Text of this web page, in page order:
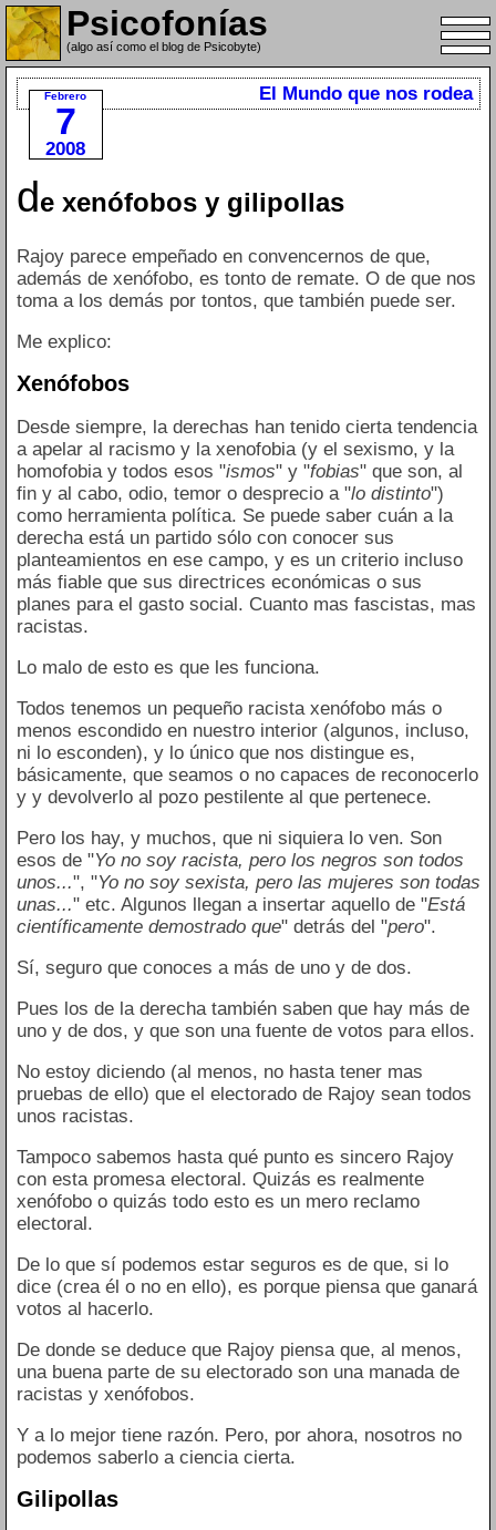
Psicofonías
(algo así como el blog de Psicobyte)
Febrero
7
2008
El Mundo que nos rodea
de xenófobos y gilipollas
Rajoy parece empeñado en convencernos de que,
además de xenófobo, es tonto de remate. O de que nos
toma a los demás por tontos, que también puede ser.
Me explico:
Xenófobos
Desde siempre, la derechas han tenido cierta tendencia
a apelar al racismo y la xenofobia (y el sexismo, y la
homofobia y todos esos "ismos" y "fobias" que son, al
fin y al cabo, odio, temor o desprecio a "lo distinto")
como herramienta política. Se puede saber cuán a la
derecha está un partido sólo con conocer sus
planteamientos en ese campo, y es un criterio incluso
más fiable que sus directrices económicas o sus
planes para el gasto social. Cuanto mas fascistas, mas
racistas.
Lo malo de esto es que les funciona.
Todos tenemos un pequeño racista xenófobo más o
menos escondido en nuestro interior (algunos, incluso,
ni lo esconden), y lo único que nos distingue es,
básicamente, que seamos o no capaces de reconocerlo
y y devolverlo al pozo pestilente al que pertenece.
Pero los hay, y muchos, que ni siquiera lo ven. Son
esos de "Yo no soy racista, pero los negros son todos
unos...", "Yo no soy sexista, pero las mujeres son todas
unas..." etc. Algunos llegan a insertar aquello de "Está
científicamente demostrado que" detrás del "pero".
Sí, seguro que conoces a más de uno y de dos.
Pues los de la derecha también saben que hay más de
uno y de dos, y que son una fuente de votos para ellos.
No estoy diciendo (al menos, no hasta tener mas
pruebas de ello) que el electorado de Rajoy sean todos
unos racistas.
Tampoco sabemos hasta qué punto es sincero Rajoy
con esta promesa electoral. Quizás es realmente
xenófobo o quizás todo esto es un mero reclamo
electoral.
De lo que sí podemos estar seguros es de que, si lo
dice (crea él o no en ello), es porque piensa que ganará
votos al hacerlo.
De donde se deduce que Rajoy piensa que, al menos,
una buena parte de su electorado son una manada de
racistas y xenófobos.
Y a lo mejor tiene razón. Pero, por ahora, nosotros no
podemos saberlo a ciencia cierta.
Gilipollas